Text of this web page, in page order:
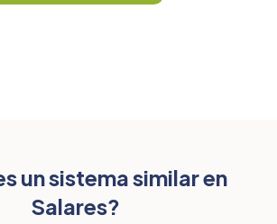
un sistema similar en
Salares?